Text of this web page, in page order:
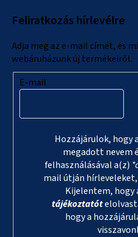
Feliratkozás hírlevélre
Adja meg az e-mail címét, és
webáruházunk új termékeiről.
E-mail
Hozzájárulok, hogy
megadott nevem
felhasználásával a(z)
mail útján
Kijelentem, hogy
tájékoztatót
hogy a